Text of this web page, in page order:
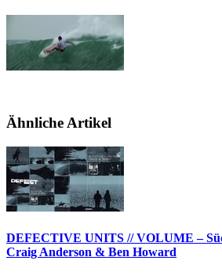
Ähnliche Artikel
DEFECTIVE UNITS // VOLUME –
Craig Anderson & Ben Howard